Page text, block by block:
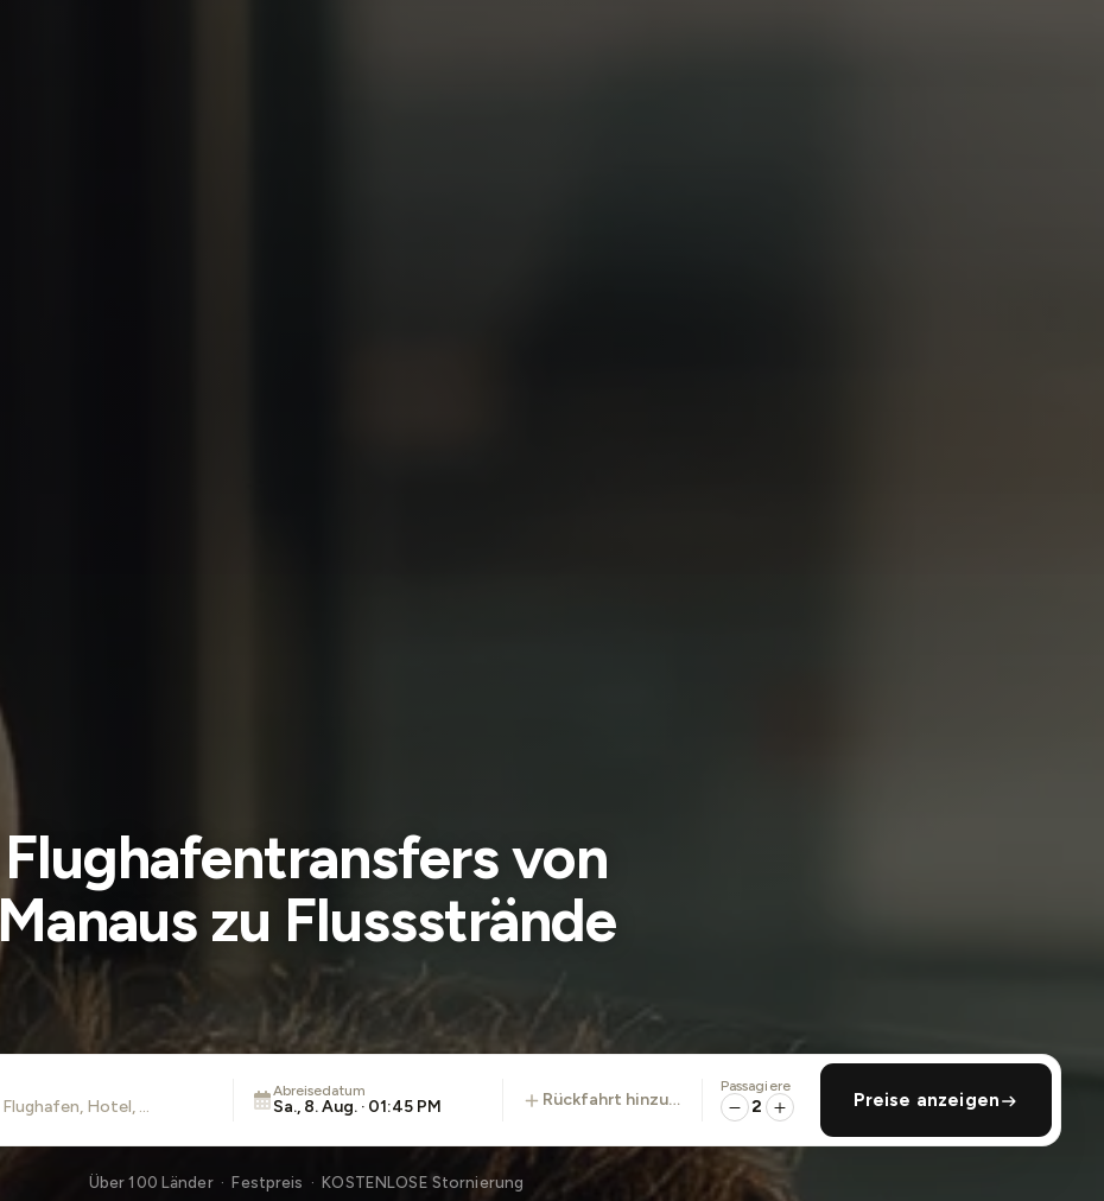
Flughafentransfers von
Manaus zu Flussstrände
Abreisedatum
Sa., 8. Aug. · 01:45 PM rückfahrt hinzufügen
Passagiere
2 Preise anzeigen
Über 100 Länder · Festpreis · KOSTENLOSE Stornierung